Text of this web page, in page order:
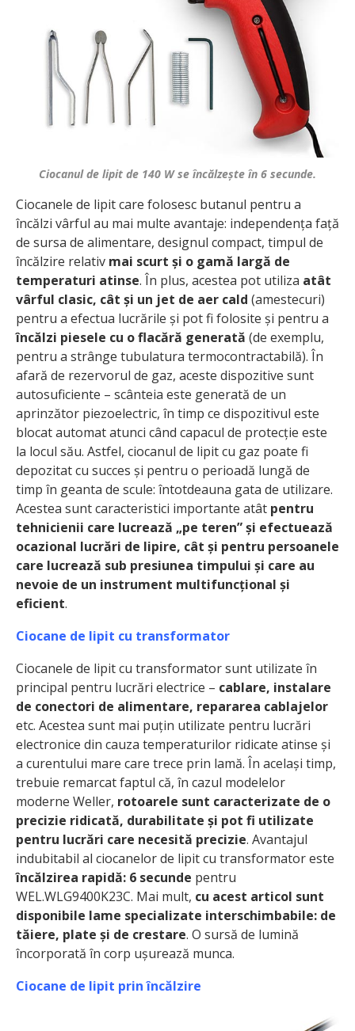
Ciocanul de lipit de 140 W se încălzește în 6 secunde.
Ciocanele de lipit care folosesc butanul pentru a
încălzi vârful au mai multe avantaje: independența față
de sursa de alimentare, designul compact, timpul de
încălzire relativ mai scurt și o gamă largă de
temperaturi atinse. În plus, acestea pot utiliza atât
vârful clasic, cât și un jet de aer cald (amestecuri)
pentru a efectua lucrările și pot fi folosite și pentru a
încălzi piesele cu o flacără generată (de exemplu,
pentru a strânge tubulatura termocontractabilă). În
afară de rezervorul de gaz, aceste dispozitive sunt
autosuficiente – scânteia este generată de un
aprinzător piezoelectric, în timp ce dispozitivul este
blocat automat atunci când capacul de protecție este
la locul său. Astfel, ciocanul de lipit cu gaz poate fi
depozitat cu succes și pentru o perioadă lungă de
timp în geanta de scule: întotdeauna gata de utilizare.
Acestea sunt caracteristici importante atât pentru
tehnicienii care lucrează „pe teren” și efectuează
ocazional lucrări de lipire, cât și pentru persoanele
care lucrează sub presiunea timpului și care au
nevoie de un instrument multifuncțional și
eficient.
Ciocane de lipit cu transformator
Ciocanele de lipit cu transformator sunt utilizate în
principal pentru lucrări electrice – cablare, instalare
de conectori de alimentare, repararea cablajelor
etc. Acestea sunt mai puțin utilizate pentru lucrări
electronice din cauza temperaturilor ridicate atinse și
a curentului mare care trece prin lamă. În același timp,
trebuie remarcat faptul că, în cazul modelelor
moderne Weller, rotoarele sunt caracterizate de o
precizie ridicată, durabilitate și pot fi utilizate
pentru lucrări care necesită precizie. Avantajul
indubitabil al ciocanelor de lipit cu transformator este
încălzirea rapidă: 6 secunde pentru
WEL.WLG9400K23C. Mai mult, cu acest articol sunt
disponibile lame specializate interschimbabile: de
tăiere, plate și de crestare. O sursă de lumină
încorporată în corp ușurează munca.
Ciocane de lipit prin încălzire